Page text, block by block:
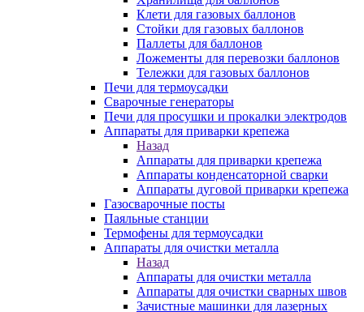
Клети для газовых баллонов
Стойки для газовых баллонов
Паллеты для баллонов
Ложементы для перевозки баллонов
Тележки для газовых баллонов
Печи для термоусадки
Сварочные генераторы
Печи для просушки и прокалки электродов
Аппараты для приварки крепежа
Назад
Аппараты для приварки крепежа
Аппараты конденсаторной сварки
Аппараты дуговой приварки крепежа
Газосварочные посты
Паяльные станции
Термофены для термоусадки
Аппараты для очистки металла
Назад
Аппараты для очистки металла
Аппараты для очистки сварных швов
Зачистные машинки для лазерных